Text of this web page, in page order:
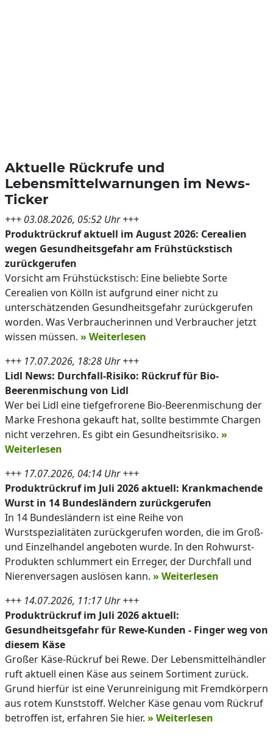
Aktuelle Rückrufe und
Lebensmittelwarnungen im News-
Ticker
+++ 03.08.2026, 05:52 Uhr +++
Produktrückruf aktuell im August 2026: Cerealien
wegen Gesundheitsgefahr am Frühstückstisch
zurückgerufen
Vorsicht am Frühstückstisch: Eine beliebte Sorte
Cerealien von Kölln ist aufgrund einer nicht zu
unterschätzenden Gesundheitsgefahr zurückgerufen
worden. Was Verbraucherinnen und Verbraucher jetzt
wissen müssen. » Weiterlesen
+++ 17.07.2026, 18:28 Uhr +++
Lidl News: Durchfall-Risiko: Rückruf für Bio-
Beerenmischung von Lidl
Wer bei Lidl eine tiefgefrorene Bio-Beerenmischung der
Marke Freshona gekauft hat, sollte bestimmte Chargen
nicht verzehren. Es gibt ein Gesundheitsrisiko. »
Weiterlesen
+++ 17.07.2026, 04:14 Uhr +++
Produktrückruf im Juli 2026 aktuell: Krankmachende
Wurst in 14 Bundesländern zurückgerufen
In 14 Bundesländern ist eine Reihe von
Wurstspezialitäten zurückgerufen worden, die im Groß-
und Einzelhandel angeboten wurde. In den Rohwurst-
Produkten schlummert ein Erreger, der Durchfall und
Nierenversagen auslösen kann. » Weiterlesen
+++ 14.07.2026, 11:17 Uhr +++
Produktrückruf im Juli 2026 aktuell:
Gesundheitsgefahr für Rewe-Kunden - Finger weg von
diesem Käse
Großer Käse-Rückruf bei Rewe. Der Lebensmittelhändler
ruft aktuell einen Käse aus seinem Sortiment zurück.
Grund hierfür ist eine Verunreinigung mit Fremdkörpern
aus rotem Kunststoff. Welcher Käse genau vom Rückruf
betroffen ist, erfahren Sie hier. » Weiterlesen